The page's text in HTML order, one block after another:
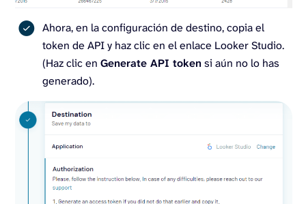
Ahora, en la configuración de destino, copia el
token de API y haz clic en el enlace Looker Studio.
(Haz clic en Generate API token si aún no lo has
generado).